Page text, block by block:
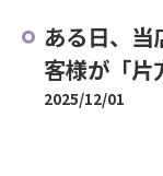
ある日、当
客様が「片
2025/12/01